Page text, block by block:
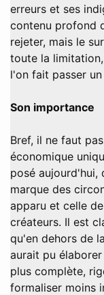
erreurs et ses
contenu profond
rejeter, mais le
toute la
l'on fait passer
Son importance
Bref, il ne faut
économique
posé
marque des
apparu et celle
créateurs. Il est
qu'en dehors de
aurait pu
plus complète,
formaliser moins